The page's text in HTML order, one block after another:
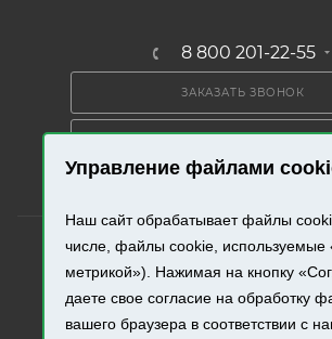
Управление файлами
Наш сайт обрабатывает файлы
числе, файлы cookie, используемые
метрикой»). Нажимая на кнопку
даете свое согласие на обработку
вашего браузера в соответствии с
8 800 201-22-55
ЗАКАЗАТЬ ЗВОНОК
2026 © «Промресурс». Все права